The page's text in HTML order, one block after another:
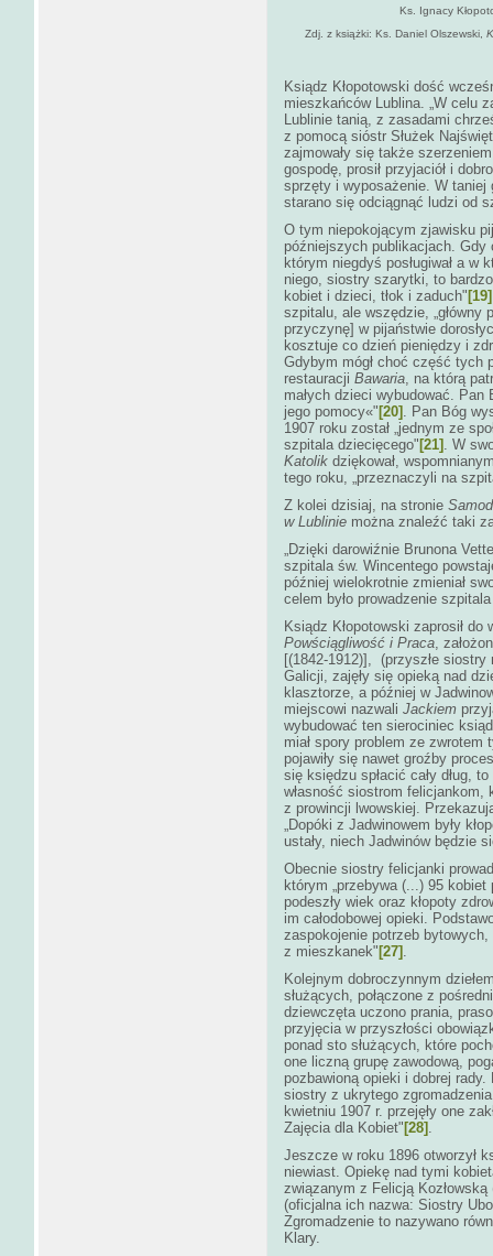
Ks. Ignacy
Zdj. z książki: Ks. Daniel Olszewski,
Ksiądz Kłopotowski dość
mieszkańców Lublina. „W celu
Lublinie tanią, z zasadami
z pomocą sióstr Służek
zajmowały się także
gospodę, prosił przyjaciół i
sprzęty i wyposażenie. W taniej
starano się odciągnąć ludzi od
O tym niepokojącym zjawisku
późniejszych publikacjach. Gdy
którym niegdyś posługiwał a w
niego, siostry szarytki, to
kobiet i dzieci, tłok i zaduch" [19]
szpitalu, ale wszędzie,
przyczynę] w pijaństwie
kosztuje co dzień pieniędzy i
Gdybym mógł choć część tych
restauracji Bawaria, na którą
małych dzieci wybudować.
jego pomocy«" [20] . Pan Bóg
1907 roku został „jednym ze
szpitala dziecięcego" [21] . W
Katolik dziękował,
tego roku, „przeznaczyli na
Z kolei dzisiaj, na stronie
w Lublinie można znaleźć taki
„Dzięki darowiźnie Brunona
szpitala św. Wincentego
później wielokrotnie zmieniał
celem było prowadzenie
Ksiądz Kłopotowski zaprosił
Powściągliwość i Praca,
[(1842-1912)], (przyszłe siostry
Galicji, zajęły się opieką nad
klasztorze, a później w
miejscowi nazwali Jackiem
wybudować ten sierociniec
miał spory problem ze zwrotem
pojawiły się nawet groźby
się księdzu spłacić cały dług,
własność siostrom felicjankom,
z prowincji lwowskiej.
„Dopóki z Jadwinowem były
ustały, niech Jadwinów będzie
Obecnie siostry felicjanki
którym „przebywa (...) 95
podeszły wiek oraz kłopoty
im całodobowej opieki.
zaspokojenie potrzeb
z mieszkanek" [27] .
Kolejnym dobroczynnym
służących, połączone z
dziewczęta uczono prania,
przyjęcia w przyszłości
ponad sto służących, które
one liczną grupę zawodową,
pozbawioną opieki i dobrej
siostry z ukrytego
kwietniu 1907 r. przejęły one
Zajęcia dla Kobiet" [28] .
Jeszcze w roku 1896 otworzył
niewiast. Opiekę nad tymi
związanym z Felicją
(oficjalna ich nazwa: Siostry
Zgromadzenie to nazywano
Klary.